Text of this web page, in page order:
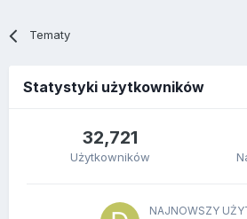
Tematy
Statystyki użytkowników
32,721
Użytkowników
NAJNOWSZY